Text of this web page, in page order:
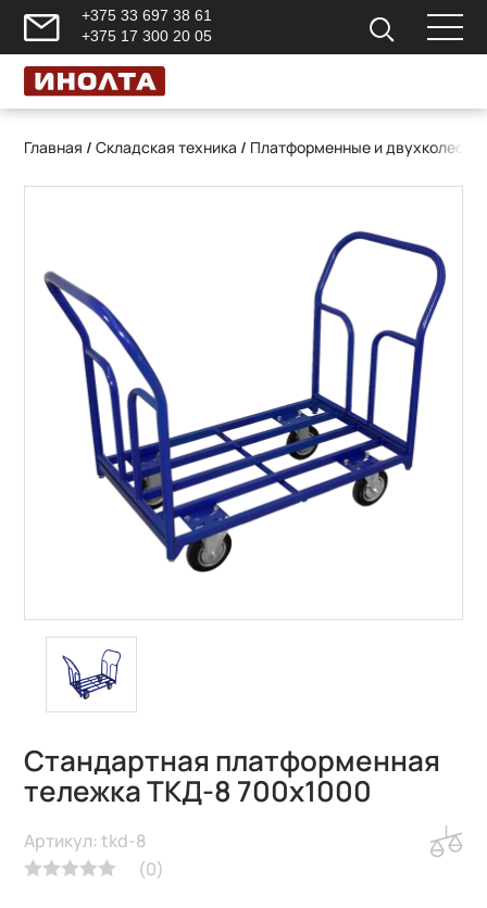
+375 33 697 38 61
+375 17 300 20 05
Главная /Складская техника / Платформенные и
Стандартная платформенная
тележка ТКД-8 700х1000
(0)
Артикул: tkd-8